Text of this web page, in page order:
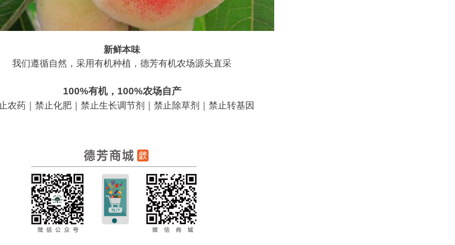
新鲜本味
我们遵循自然，采用有机种植，德芳有机农场源头直采
100%有机，100%农场自产
农药｜禁止化肥｜禁止生长调节剂｜禁止除草剂｜禁止转基因